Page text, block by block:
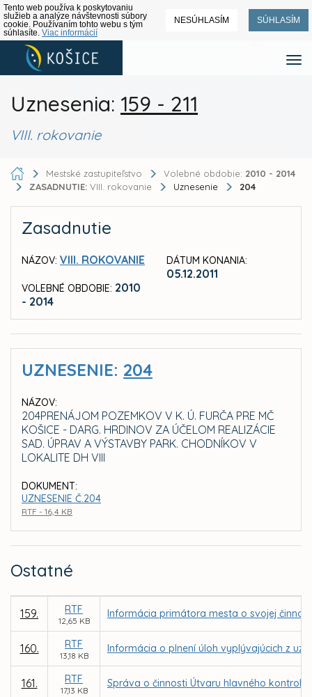
Tento web používa k poskytovaniu
služieb a analýze návštevnosti súbory
cookie. Používaním tohto webu s tým
súhlasíte. Viac informácií
NESÚHLASÍM SÚHLASÍM
Uznesenia: 159 - 211
VIII. rokovanie
Mestské zastupiteľstvo Volebné obdobie: 2010 - 2014
ZASADNUTIE: VIII. rokovanie Uznesenie 204
Zasadnutie
NÁZOV: VIII. ROKOVANIE
VOLEBNÉ OBDOBIE: 2010
- 2014
DÁTUM KONANIA:
05.12.2011
UZNESENIE: 204
NÁZOV:
204PRENÁJOM POZEMKOV V K. Ú. FURČA PRE MČ
KOŠICE - DARG. HRDINOV ZA ÚČELOM REALIZÁCIE
SAD. ÚPRAV A VÝSTAVBY PARK. CHODNÍKOV V
LOKALITE DH VIII
DOKUMENT:
UZNESENIE Č.204
RTF - 16,4 KB
Ostatné
159. RTF
12,65 KB
Informácia primátora mesta o svojej
160. RTF
13,18 KB
Informácia o plnení úloh vyplývajúcich z
161. RTF
17,13 KB
Správa o činnosti Útvaru hlavného